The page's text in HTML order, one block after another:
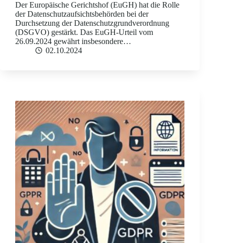
Der Europäische Gerichtshof (EuGH) hat die Rolle
der Datenschutzaufsichtsbehörden bei der
Durchsetzung der Datenschutzgrundverordnung
(DSGVO) gestärkt. Das EuGH-Urteil vom
26.09.2024 gewährt insbesondere…
02.10.2024